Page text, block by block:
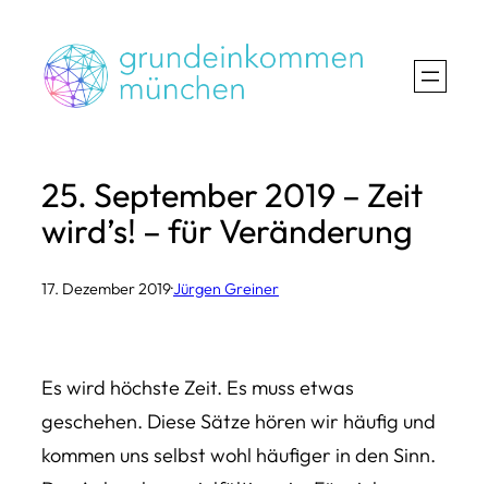
Inhalt
springen
25. September 2019 – Zeit
wird’s! – für Veränderung
17. Dezember 2019·Jürgen Greiner
Es wird höchste Zeit. Es muss etwas
geschehen. Diese Sätze hören wir häufig und
kommen uns selbst wohl häufiger in den Sinn.